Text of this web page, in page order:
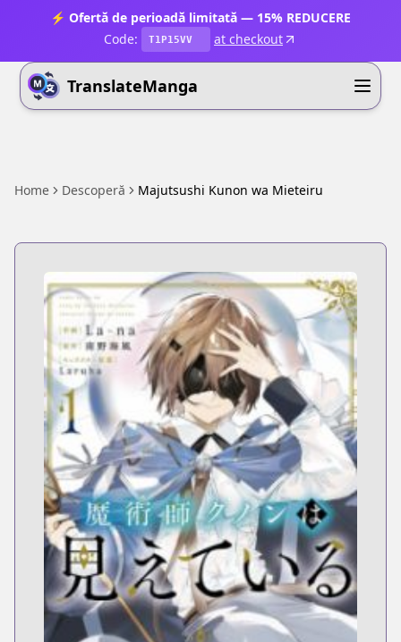
⚡ Ofertă de perioadă limitată — 15% REDUCERE
Code:
T1P15VV at checkout
TranslateManga
Home Descoperă Majutsushi Kunon wa Mieteiru